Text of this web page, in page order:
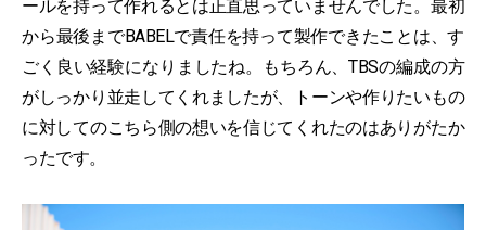
ールを持って作れるとは正直思っていませんでした。最初
から最後までBABELで責任を持って製作できたことは、す
ごく良い経験になりましたね。もちろん、TBSの編成の方
がしっかり並走してくれましたが、トーンや作りたいもの
に対してのこちら側の想いを信じてくれたのはありがたか
ったです。